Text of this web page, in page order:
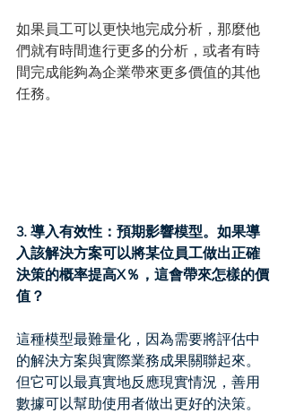
如果員工可以更快地完成分析，那麼他
們就有時間進行更多的分析，或者有時
間完成能夠為企業帶來更多價值的其他
任務。
3. 導入有效性：預期影響模型。如果導
入該解決方案可以將某位員工做出正確
決策的概率提高X％，這會帶來怎樣的價
值？
這種模型最難量化，因為需要將評估中
的解決方案與實際業務成果關聯起來。
但它可以最真實地反應現實情況，善用
數據可以幫助使用者做出更好的決策。